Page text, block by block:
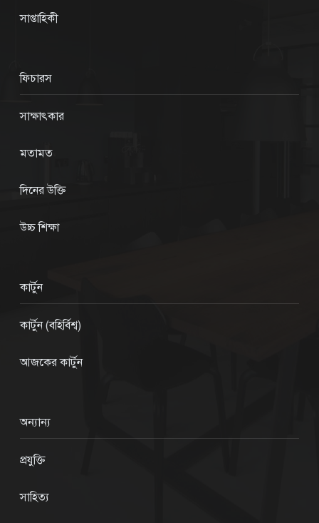
সাপ্তাহিকী
ফিচারস
সাক্ষাৎকার
মতামত
দিনের উক্তি
উচ্চ শিক্ষা
কার্টুন
কার্টুন (বহির্বিশ্ব)
আজকের কার্টুন
অন্যান্য
প্রযুক্তি
সাহিত্য